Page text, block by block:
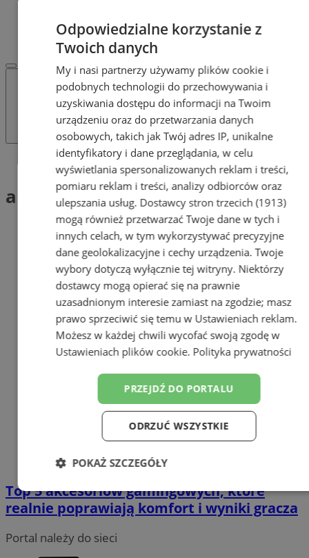
REKLAMA
WSPÓŁPRACA
Tag: akcesoria gamingowe
akcesoria gamingowe (1)
Top 5 akcesoriów gamingowych, które
realnie poprawiają komfort i wyniki gracza
Portal należy do sieci
Odpowiedzialne korzystanie z
Twoich danych
My i nasi partnerzy używamy plików cookie i
podobnych technologii do przechowywania i
uzyskiwania dostępu do informacji na Twoim
urządzeniu oraz do przetwarzania danych
osobowych, takich jak Twój adres IP, unikalne
identyfikatory i dane przeglądania, w celu
wyświetlania spersonalizowanych reklam i treści,
pomiaru reklam i treści, analizy odbiorców oraz
ulepszania usług. Dostawcy stron trzecich (1913)
mogą również przetwarzać Twoje dane w tych i
innych celach, w tym wykorzystywać precyzyjne
dane geolokalizacyjne i cechy urządzenia. Twoje
wybory dotyczą wyłącznie tej witryny. Niektórzy
dostawcy mogą opierać się na prawnie
uzasadnionym interesie zamiast na zgodzie; masz
prawo sprzeciwić się temu w Ustawieniach reklam.
Możesz w każdej chwili wycofać swoją zgodę w
Ustawieniach plików cookie. Polityka prywatności
PRZEJDŹ DO PORTALU
ODRZUĆ WSZYSTKIE
POKAŻ SZCZEGÓŁY
Niezbędne Wydajność Targetowanie
Funkcjonalność